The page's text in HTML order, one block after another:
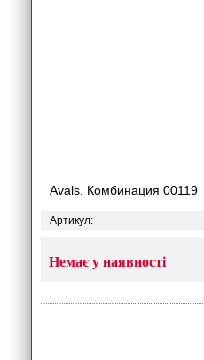
Avals. Комбинация 00119
Артикул:
Немає у наявності